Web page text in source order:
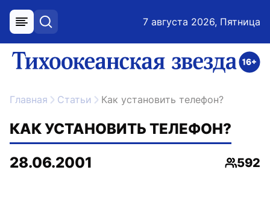
меню поиск 7 августа 2026, Пятница
ссылка на главную
Главная Статьи Как установить телефон?
КАК УСТАНОВИТЬ ТЕЛЕФОН?
28.06.2001
592